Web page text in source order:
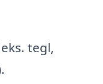
tegl,